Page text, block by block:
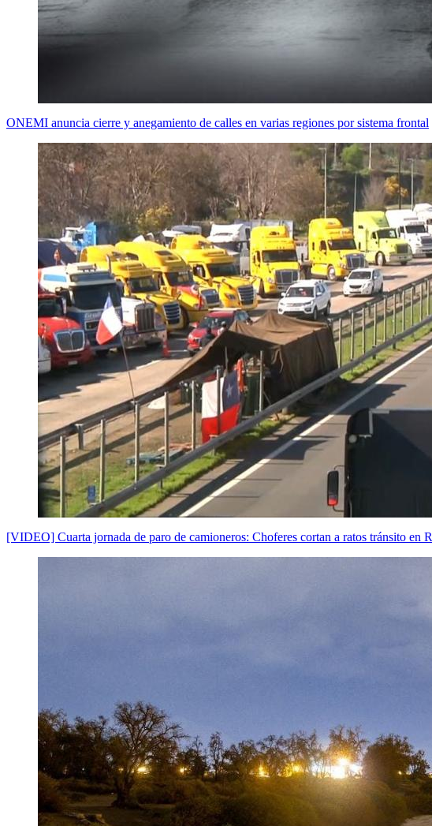
ONEMI anuncia cierre y anegamiento de calles en varias regiones por sistema frontal
[VIDEO] Cuarta jornada de paro de camioneros: Choferes cortan a ratos tránsito en